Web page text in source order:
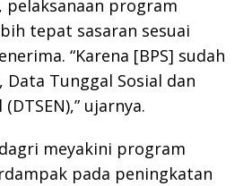
pelaksanaan program
tepat sasaran sesuai
“Karena [BPS] sudah
Data Tunggal Sosial dan
ujarnya.
meyakini program
pada peningkatan